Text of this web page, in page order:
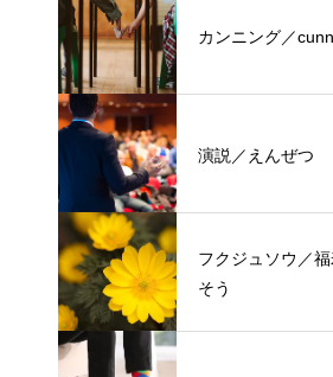
カンニング／
演説／えんぜつ
フクジュソウ／
そう